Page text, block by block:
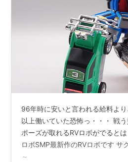
96年時に安いと言われる給料よ
以上働いていた恐怖っ・・・ 戦
ポーズが取れるRVロボがでると
ロボSMP最新作のRVロボです サ
～